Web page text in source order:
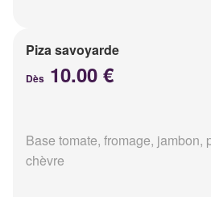
Piza savoyarde
Dès 10.00 €
Base tomate, fromage, jambon,
chèvre